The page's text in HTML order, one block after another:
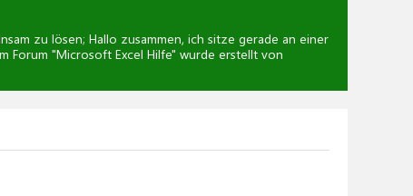
zu lösen; Hallo zusammen, ich sitze gerade an einer
Forum "Microsoft Excel Hilfe" wurde erstellt von